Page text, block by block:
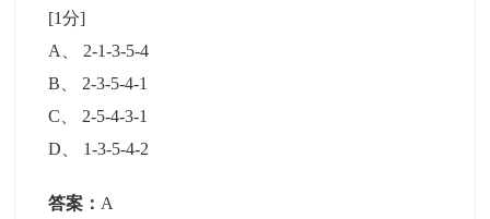
[1分]
A
2-1-3-5-4
B
2-3-5-4-1
C
2-5-4-3-1
D
1-3-5-4-2
答案： A